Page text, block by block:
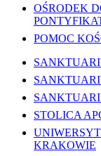
OŚRODEK
POMOC
STOLICA
KRAKOWIE